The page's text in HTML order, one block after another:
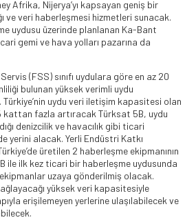
Afrika, Nijerya’yı kapsayan geniş bir
ve veri haberleşmesi hizmetleri sunacak.
uydusu üzerinde planlanan Ka-Bant
gemi ve hava yolları pazarına da
(FSS) sınıfı uydulara göre en az 20
bulunan yüksek verimli uydu
uydu veri iletişim kapasitesi olan
fazla artıracak Türksat 5B, uydu
denizcilik ve havacılık gibi ticari
yerini alacak. Yerli Endüstri Katkı
üretilen 2 haberleşme ekipmanının
ile ilk kez ticari bir haberleşme uydusunda
uzaya gönderilmiş olacak.
yüksek veri kapasitesiyle
erişilemeyen yerlerine ulaşılabilecek ve